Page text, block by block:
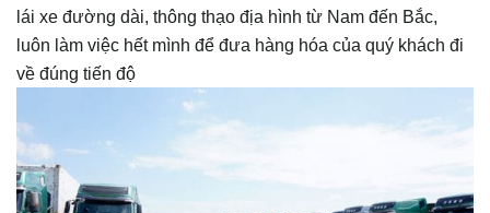
lái xe đường dài, thông thạo địa hình từ Nam đến Bắc,
luôn làm việc hết mình để đưa hàng hóa của quý khách đi
về đúng tiến độ